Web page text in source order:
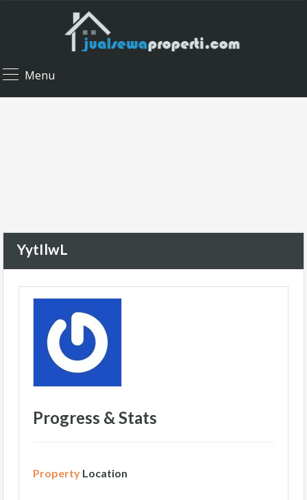
Menu
YytIlwL
Progress & Stats
Property Location